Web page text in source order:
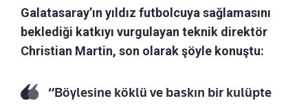
Galatasaray’ın yıldız futbolcuya sağlamasını
beklediği katkıyı vurgulayan teknik direktör
Christian Martin, son olarak şöyle konuştu:
“Böylesine köklü ve baskın bir kulüpte